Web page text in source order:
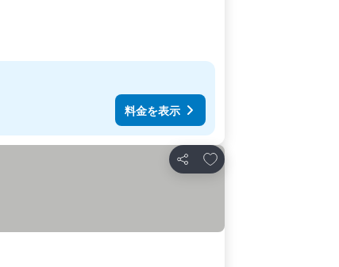
料金を表示
シェア
お気に入りに追加